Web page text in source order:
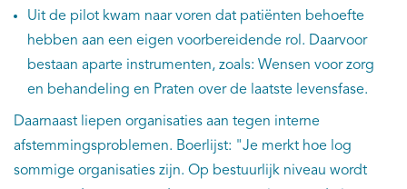
Uit de pilot kwam naar voren dat patiënten behoefte
hebben aan een eigen voorbereidende rol. Daarvoor
bestaan aparte instrumenten, zoals: Wensen voor zorg
en behandeling en Praten over de laatste levensfase.
Daarnaast liepen organisaties aan tegen interne
afstemmingsproblemen. Boerlijst: "Je merkt hoe log
sommige organisaties zijn. Op bestuurlijk niveau wordt